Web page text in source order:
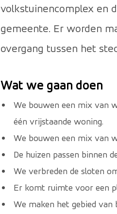
volkstuinencomplex en
gemeente. Er worden
overgang tussen het
Wat we gaan doen
We bouwen een mix van
één vrijstaande woning.
We bouwen een mix van
De huizen passen binnen
We verbreden de sloten
Er komt ruimte voor een
We maken het gebied